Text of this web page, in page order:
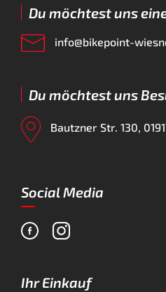
Du möchtest uns
info@bikepoint-
Du möchtest uns
Bautzner Str. 130,
Social Media
Ihr Einkauf